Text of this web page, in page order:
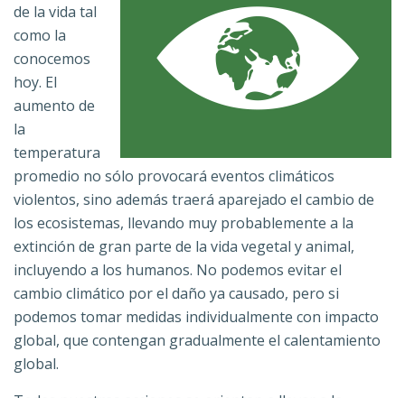
de la vida tal
como la
conocemos
hoy. El
aumento de
la
temperatura
promedio no sólo provocará eventos climáticos
violentos, sino además traerá aparejado el cambio de
los ecosistemas, llevando muy probablemente a la
extinción de gran parte de la vida vegetal y animal,
incluyendo a los humanos. No podemos evitar el
cambio climático por el daño ya causado, pero si
podemos tomar medidas individualmente con impacto
global, que contengan gradualmente el calentamiento
global.